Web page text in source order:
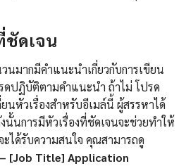
ชัดเจน
นมากมีคำแนะนำเกี่ยวกับการเขียน
ดปฏิบัติตามคำแนะนำ ถ้าไม่ โปรด
นหัวเรื่องสำหรับอีเมล์นี้ ผู้สรรหาได้
นการมีหัวเรื่องที่ชัดเจนจะช่วยทำให้
ได้รับความสนใจ คุณสามารถดู
[Job Title] Application